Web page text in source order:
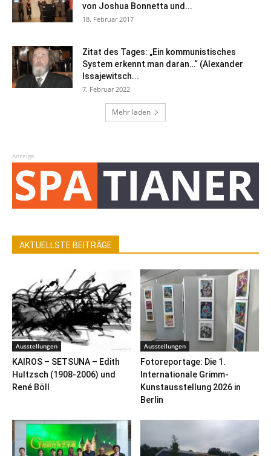
von Joshua Bonnetta und...
18. Februar 2017
Zitat des Tages: „Ein kommunistisches
System erkennt man daran…“ (Alexander
Issajewitsch...
7. Februar 2022
Mehr laden
Anzeige
AKTUELLSTE BEITRÄGE
Ausstellungen
KAIROS – SETSUNA – Edith
Hultzsch (1908-2006) und
René Böll
Ausstellungen
Fotoreportage: Die 1.
Internationale Grimm-
Kunstausstellung 2026 in
Berlin